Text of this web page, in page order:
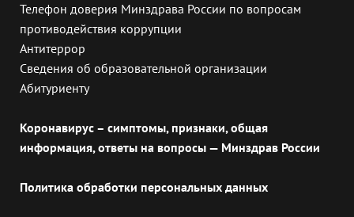
Телефон доверия Минздрава России по вопросам
противодействия коррупции
Антитеррор
Сведения об образовательной организации
Абитуриенту
Коронавирус – симптомы, признаки, общая
информация, ответы на вопросы — Минздрав России
Политика обработки персональных данных